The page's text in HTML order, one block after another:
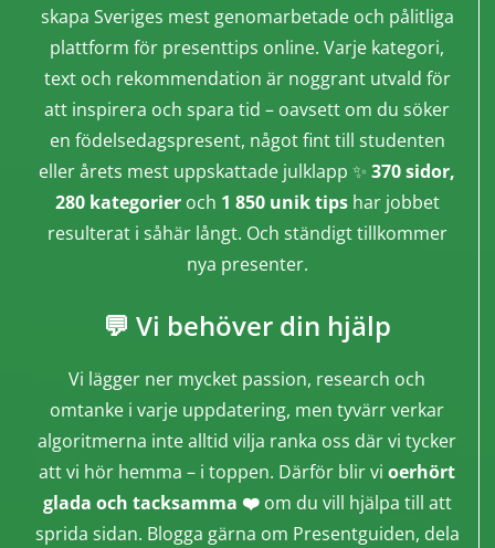
skapa Sveriges mest genomarbetade och pålitliga
plattform för presenttips online. Varje kategori,
text och rekommendation är noggrant utvald för
att inspirera och spara tid – oavsett om du söker
en födelsedagspresent, något fint till studenten
eller årets mest uppskattade julklapp ✨ 370 sidor,
280 kategorieroch 1 850 unik tipshar jobbet
resulterat i såhär långt. Och ständigt tillkommer
nya presenter.
💬 Vi behöver din hjälp
Vi lägger ner mycket passion, research och
omtanke i varje uppdatering, men tyvärr verkar
algoritmerna inte alltid vilja ranka oss där vi tycker
att vi hör hemma – i toppen. Därför blir vi oerhört
glada och tacksamma ❤️om du vill hjälpa till att
sprida sidan. Blogga gärna om Presentguiden, dela